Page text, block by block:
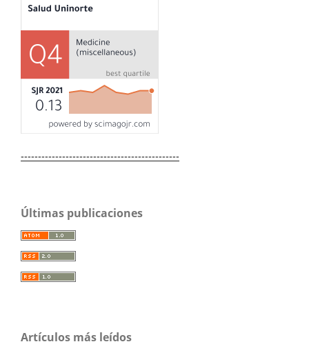
----------------------------------------------
Últimas publicaciones
Artículos más leídos